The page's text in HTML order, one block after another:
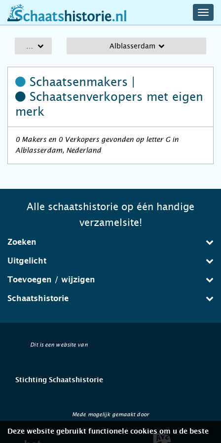
schaatshistorie.nl
Alblasserdam
Schaatsenmakers |
Schaatsenverkopers met eigen
merk
0 Makers en 0 Verkopers gevonden op letter G in
Alblasserdam, Nederland
Alle schaatshistorie op één handige
verzamelsite!
Zoeken
Uitgelicht
Toevoegen / wijzigen
Schaatshistorie
Dit is een website van
Stichting Schaatshistorie
Mede mogelijk gemaakt door
Deze website gebruikt functionele cookies om u de beste